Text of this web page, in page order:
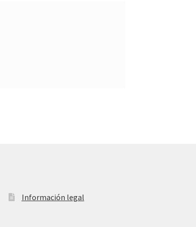
Información legal